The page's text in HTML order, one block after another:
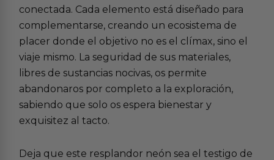
conectada. Cada elemento está diseñado para
complementarse, creando un ecosistema de
placer donde el objetivo no es el clímax, sino el
viaje mismo. La seguridad de sus materiales,
libres de sustancias nocivas, os permite
abandonaros por completo a la exploración,
sabiendo que solo os espera bienestar y
exquisitez al tacto.
Deja que este resplandor neón sea el testigo de